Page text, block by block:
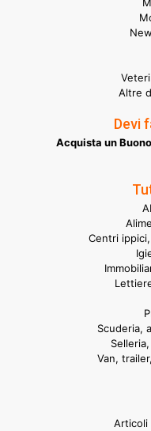
Altre
Devi
Acquista un
Centri
Scuderia,
Van,
Articoli